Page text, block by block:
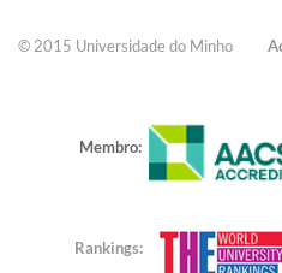
© 2015 Universidade do ​Minho​​​
Membro:
Rankings: